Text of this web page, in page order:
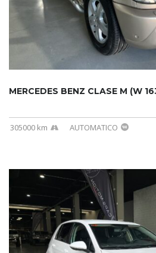
305000 km AUTOMATICO